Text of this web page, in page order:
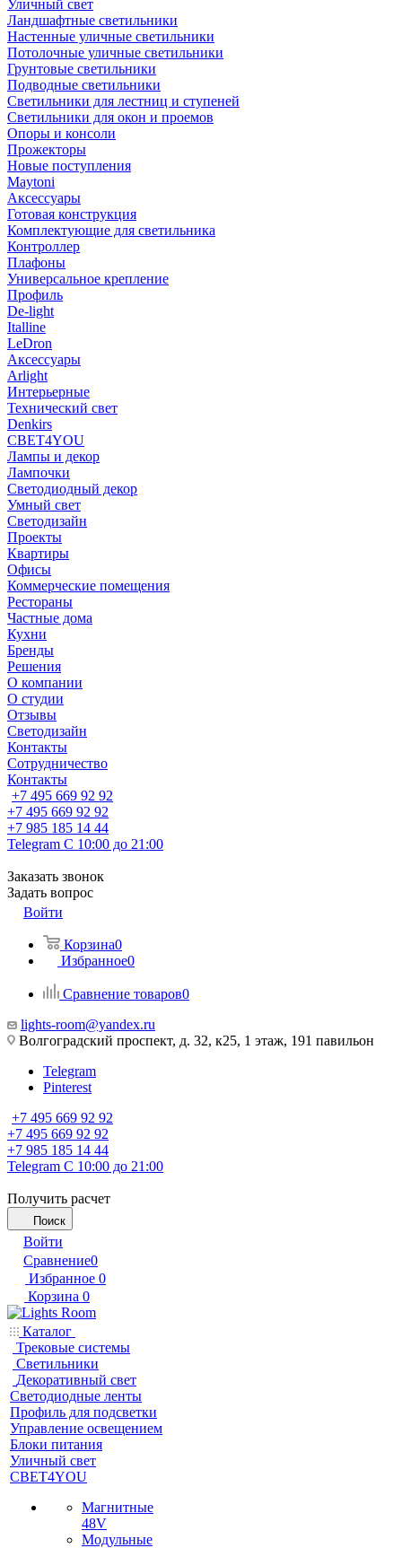
Уличный свет
Ландшафтные светильники
Настенные уличные светильники
Потолочные уличные светильники
Грунтовые светильники
Подводные светильники
Светильники для лестниц и ступеней
Светильники для окон и проемов
Опоры и консоли
Прожекторы
Новые поступления
Maytoni
Аксессуары
Готовая конструкция
Комплектующие для светильника
Контроллер
Плафоны
Универсальное крепление
Профиль
De-light
Italline
LeDron
Аксессуары
Arlight
Интерьерные
Технический свет
Denkirs
СВЕТ4YOU
Лампы и декор
Лампочки
Светодиодный декор
Умный свет
Светодизайн
Проекты
Квартиры
Офисы
Коммерческие помещения
Рестораны
Частные дома
Кухни
Бренды
Решения
О компании
О студии
Отзывы
Светодизайн
Контакты
Сотрудничество
Контакты
+7 495 669 92 92
+7 495 669 92 92
+7 985 185 14 44
Telegram С 10:00 до 21:00
Заказать звонок
Задать вопрос
Войти
Корзина0
Избранное0
Сравнение товаров0
lights-room@yandex.ru
Волгоградский проспект, д. 32, к25, 1 этаж, 191 павильон
Telegram
Pinterest
+7 495 669 92 92
+7 495 669 92 92
+7 985 185 14 44
Telegram С 10:00 до 21:00
Получить расчет
Поиск
Войти
Сравнение0
Избранное 0
Корзина 0
Каталог
Трековые системы
Светильники
Декоративный свет
Светодиодные ленты
Профиль для подсветки
Управление освещением
Блоки питания
Уличный свет
СВЕТ4YOU
Магнитные
48V
Модульные